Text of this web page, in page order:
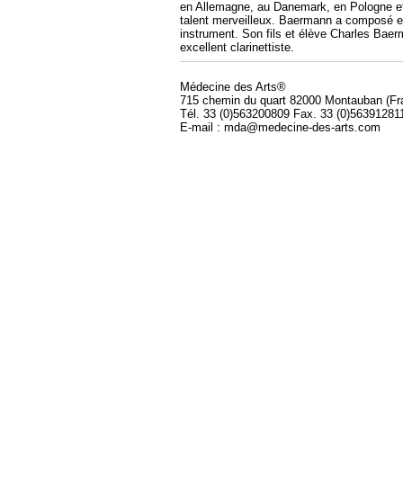
en Allemagne, au Danemark, en Pologne
talent merveilleux. Baermann a composé
instrument. Son fils et élève Charles
excellent clarinettiste.
Médecine des Arts®
715 chemin du quart 82000 Montauban
Tél. 33 (0)563200809 Fax. 33
E-mail : mda@medecine-des-arts.com